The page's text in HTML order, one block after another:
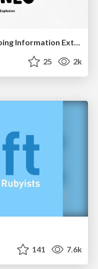
Practical Tips for Bootstrapping Information Extraction Pipelines
25 2k
141 7.6k